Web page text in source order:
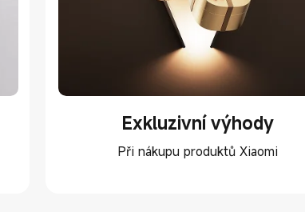
Exkluzivní výhody
Při nákupu produktů Xiaomi